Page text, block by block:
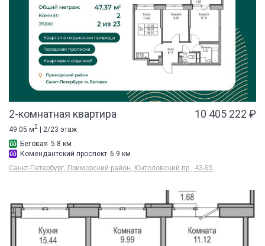
2-комнатная квартира 10 405 222 ₽
49.05 м2
| 2/23 этаж
Беговая 5.8 км
Комендантский проспект 6.9 км
Санкт-Петербург, Приморский район, Юнтоловский пр., 43-55